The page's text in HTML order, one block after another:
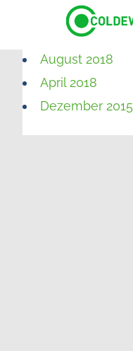
August 2018
April 2018
Dezember 2015